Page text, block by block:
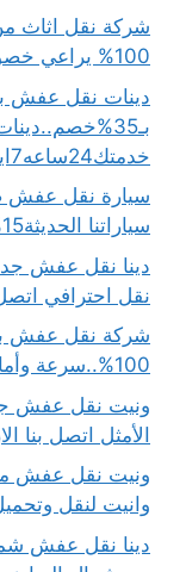
شركة نقل اثاث
100% يراعي خصوصية رحلتك وأغراضك
دينات نقل عفش
خدمتك24ساعه7ايام
سيارة نقل عفش
سياراتنا الحديثة15%خصم فوري..اتصل بنا
نقل احترافي اتصل
100%..سرعة وأمان اتصل بنا الان
الأمثل اتصل بنا
وانيت لنقل